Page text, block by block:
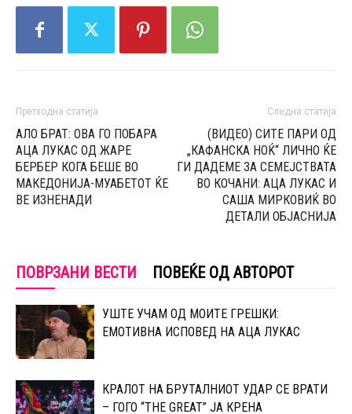
Претходна статија
АЛО БРАТ: ОВА ГО ПОБAРА
АЦА ЛУКАС ОД ЖАРЕ
БЕРБЕР КОГА БЕШЕ ВО
МАКЕДОНИЈА-МУАБЕТОТ ЌЕ
ВЕ ИЗНЕНАДИ
Следна статија
(ВИДЕО) СИТЕ ПАРИ ОД
„КАФАНСКА НОЌ“ ЛИЧНО ЌЕ
ГИ ДАДЕМЕ ЗА СЕМЕЈСТВАТА
ВО КОЧАНИ: АЦА ЛУКАС И
САША МИРКОВИЌ ВО
ДЕТАЛИ ОБЈАСНИЈА
ПОВРЗАНИ ВЕСТИ ПОВЕЌЕ ОД АВТОРОТ
УШТЕ УЧАМ ОД МОИТЕ ГРЕШКИ:
ЕМОТИВНА ИСПОВЕД НА АЦА ЛУКАС
КРАЛОТ НА БРУТАЛНИОТ УДАР СЕ ВРАТИ
– ГОГО “THE GREAT” ЈА КРЕНА